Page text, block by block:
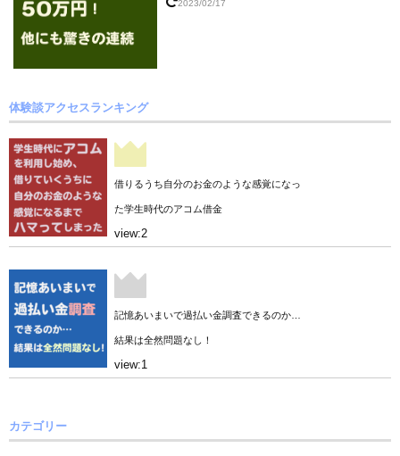
2023/02/17
体験談アクセスランキング
借りるうち自分のお金のような感覚になっ
た学生時代のアコム借金
view:2
記憶あいまいで過払い金調査できるのか…
結果は全然問題なし！
view:1
カテゴリー